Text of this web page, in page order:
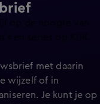
met daarin
wijzelf of in
Je kunt je op